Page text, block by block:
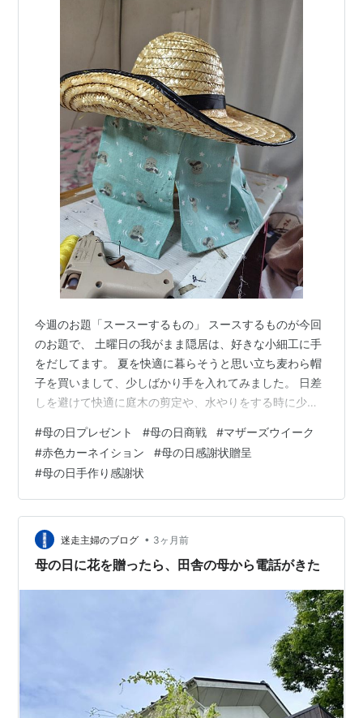
今週のお題「スースーするもの」 スースするものが今回
のお題で、 土曜日の我がまま隠居は、好きな小細工に手
をだしてます。 夏を快適に暮らそうと思い立ち麦わら帽
子を買いまして、少しばかり手を入れてみました。 日差
しを避けて快適に庭木の剪定や、水やりをする時に少し
けてみました。 これで日差しは避けれるし、後ろと横の
間に隙間を作ったのでひんやりとまでは無理ですが、風
は スースーと通り抜ける かもの想定です。 そうです！
麦わら帽子が何となく懐かしい子供のころを思い出させ
てくれるんですよ～ 老いて８０を過ぎて、洗面台の鏡を
見るたびに、 まさか~うそでし…
#母の日プレゼント #母の日商戦 #マザーズウイーク
#赤色カーネイション #母の日感謝状贈呈
#母の日手作り感謝状
迷走主婦のブログ • 3ヶ月前
母の日に花を贈ったら、田舎の母から電話がきた